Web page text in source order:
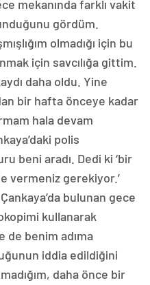
mekanında farklı vakit
gördüm.
olmadığı için bu
için savcılığa gittim.
daha oldu. Yine
bir hafta önceye kadar
hala devam
polis
beni aradı. Dedi ki ‘bir
vermeniz gerekiyor.’
bulunan gece
kullanarak
de benim adıma
iddia edildiğini
daha önce bir